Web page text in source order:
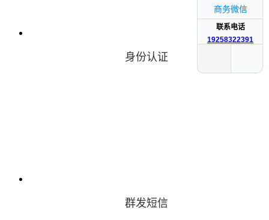
身份认证
群发短信
商务微信
联系电话
19258322391